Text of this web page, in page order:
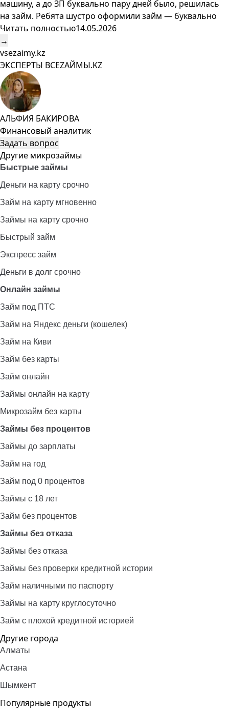
машину, а до ЗП буквально пару дней было, решилась
на займ. Ребята шустро оформили займ — буквально
Читать полностью14.05.2026
→
vsezaimy.kz
ЭКСПЕРТЫ ВСЕZAЙМЫ.KZ
АЛЬФИЯ БАКИРОВА
Финансовый аналитик
Задать вопрос
Другие микрозаймы
Быстрые займы
Деньги на карту срочно
Займ на карту мгновенно
Займы на карту срочно
Быстрый займ
Экспресс займ
Деньги в долг срочно
Онлайн займы
Займ под ПТС
Займ на Яндекс деньги (кошелек)
Займ на Киви
Займ без карты
Займ онлайн
Займы онлайн на карту
Микрозайм без карты
Займы без процентов
Займы до зарплаты
Займ на год
Займ под 0 процентов
Займы с 18 лет
Займ без процентов
Займы без отказа
Займы без отказа
Займы без проверки кредитной истории
Займ наличными по паспорту
Займы на карту круглосуточно
Займ с плохой кредитной историей
Другие города
Алматы
Астана
Шымкент
Популярные продукты